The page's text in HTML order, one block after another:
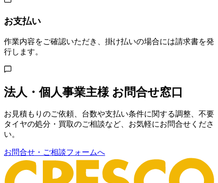
お支払い
作業内容をご確認いただき、掛け払いの場合には請求書を発
行します。
法人・個人事業主様 お問合せ窓口
お見積もりのご依頼、台数や支払い条件に関する調整、不要
タイヤの処分・買取のご相談など、お気軽にお問合せくださ
い。
お問合せ・ご相談フォームへ